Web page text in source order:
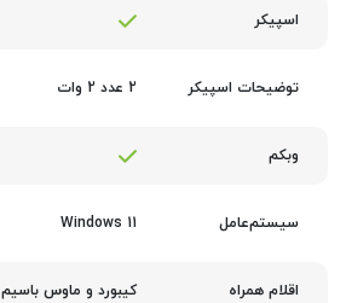
اسپیکر
توضیحات اسپیکر 2 عدد 2 وات
وبکم
سیستم‌عامل Windows 11
اقلام همراه کیبورد و ماوس باسیم